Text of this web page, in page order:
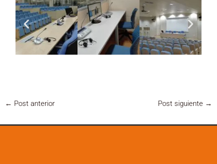
← Post anterior Post siguiente →